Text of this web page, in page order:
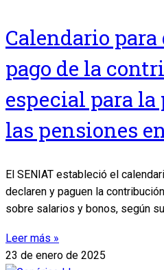
Calendario
pago de la
especial para
las pensiones
El SENIAT estableció el
declaren y paguen la
sobre salarios y bonos, según
Leer más »
23 de enero de 2025